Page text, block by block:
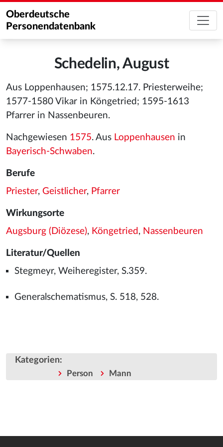
Oberdeutsche
Personendatenbank
Schedelin, August
Aus Loppenhausen; 1575.12.17. Priesterweihe;
1577-1580 Vikar in Köngetried; 1595-1613
Pfarrer in Nassenbeuren.
Nachgewiesen 1575. Aus Loppenhausen in
Bayerisch-Schwaben.
Berufe
Priester, Geistlicher, Pfarrer
Wirkungsorte
Augsburg (Diözese), Köngetried , Nassenbeuren
Literatur/Quellen
Stegmeyr, Weiheregister, S.359.
Generalschematismus, S. 518, 528.
Kategorien:
Person Mann